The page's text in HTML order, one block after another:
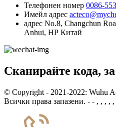
Телефонен номер 0086-
Имейл адрес
адрес No.8, Changchun
Anhui, НР Китай
Сканирайте кода,
© Copyright - 2021-2022: Wuhu
Всички права запазени. - - , , , , ,